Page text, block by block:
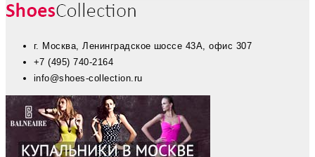
г. Москва, Ленинградское шоссе 43А, офис 307
+7 (495) 740-2164
info@shoes-collection.ru